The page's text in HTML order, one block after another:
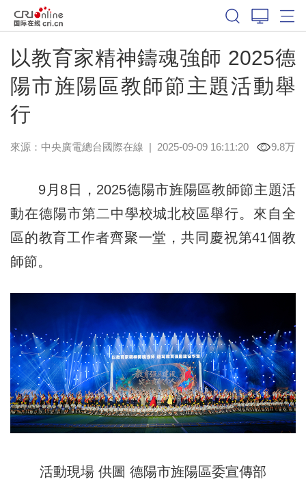
以教育家精神鑄魂強師 2025德
陽市旌陽區教師節主題活動舉
行
來源：中央廣電總台國際在線 | 2025-09-09 16:11:20 9.8万
9月8日，2025德陽市旌陽區教師節主題活
動在德陽市第二中學校城北校區舉行。來自全
區的教育工作者齊聚一堂，共同慶祝第41個教
師節。
活動現場 供圖 德陽市旌陽區委宣傳部